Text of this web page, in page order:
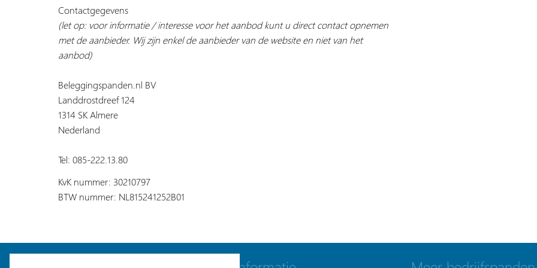
Contactgegevens
(let op: voor informatie / interesse voor het aanbod kunt u direct contact opnemen
met de aanbieder. Wij zijn enkel de aanbieder van de website en niet van het
aanbod)
Beleggingspanden.nl BV
Landdrostdreef 124
1314 SK Almere
Nederland
Tel: 085-222.13.80
KvK nummer: 30210797
BTW nummer: NL815241252B01